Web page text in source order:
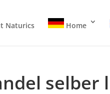
Naturics Home
selber